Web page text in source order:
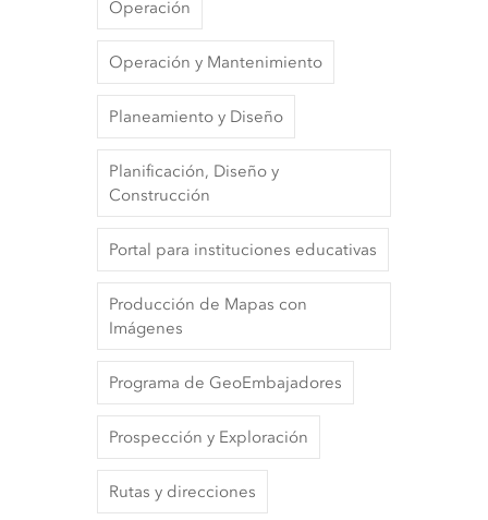
Operación
Operación y Mantenimiento
Planeamiento y Diseño
Planificación, Diseño y
Construcción
Portal para instituciones educativas
Producción de Mapas con
Imágenes
Programa de GeoEmbajadores
Prospección y Exploración
Rutas y direcciones